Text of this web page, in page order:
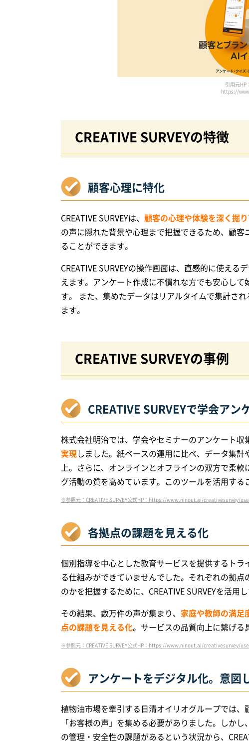
引用元HP
https://
CREATIVE SURVEYの特徴
顧客心理に特化
CREATIVE SURVEYは、 顧客の心理や体験を深く掘
の声に隠れた背景や心理まで把握できるため、顧
ることができます。
CREATIVE SURVEYの操作画面は、直感的に使え
えます。アンケート作成に不慣れな方でも安心し
す。 また、集めたデータはリアルタイムで集計さ
ます。
CREATIVE SURVEYの事例
CREATIVE SURVEYで学会アン
株式会社明治では、学会やセミナーのアンケート収
実現しました。紙ベースの運用に比べ、データ集
上。さらに、オンラインとオフラインの双方で柔
グ活動の質を高めています。このツールを活用する
※参照元：CREATIVE SURVEY公式HP：https://www.ninout.ai/creativesurvey/
各拠点の課題を見える化
個別指導を中心とした教育サービスを提供するト
る仕組みができていませんでした。それぞれの拠
のかを把握するために、CREATIVE SURVEYを活用し
その結果、数万件の声が集まり、 家庭や教師の満足
点の課題を見える化。サービスの品質向上に繋げる
※参照元：CREATIVE SURVEY公式HP：https://www.ninout.ai/creativesurvey/
アンケートをデジタル化。意図
植物油市場を牽引する日清オイリオグループでは
「お客様の声」を集める必要がありました。しか
の管理・安全性の課題があるという状況から、